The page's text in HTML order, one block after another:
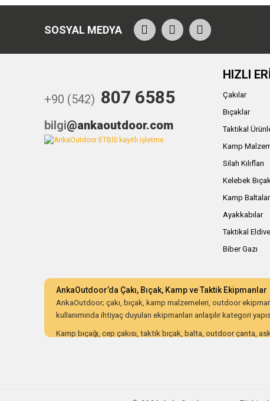
SOSYAL MEDYA
+90 (542) 807 6585
bilgi@ankaoutdoor.com
HIZLI
Çakılar
Bıçaklar
Taktikal
Kamp
Silah Kılıfları
Kelebek
Kamp
Ayakkabılar
Taktikal
Biber Gazı
AnkaOutdoor’da Çakı, Bıçak, Kamp ve Taktik Ekipmanlar
AnkaOutdoor; çakı, bıçak, kamp malzemeleri, outdoor
kullanımında ihtiyaç duyulan ekipmanları anlaşılır kategori
Kamp bıçağı, cep çakısı, taktik bıçak, balta, outdoor çanta,